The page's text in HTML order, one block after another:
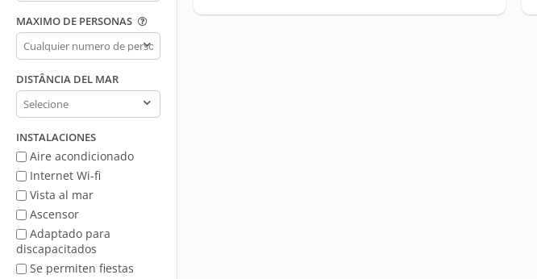
MAXIMO DE PERSONAS
Maximo
de
personas
DISTÂNCIA DEL MAR
Distância
del
mar
INSTALACIONES
Aire acondicionado
Internet Wi-fi
Vista al mar
Ascensor
Adaptado para
discapacitados
Se permiten fiestas